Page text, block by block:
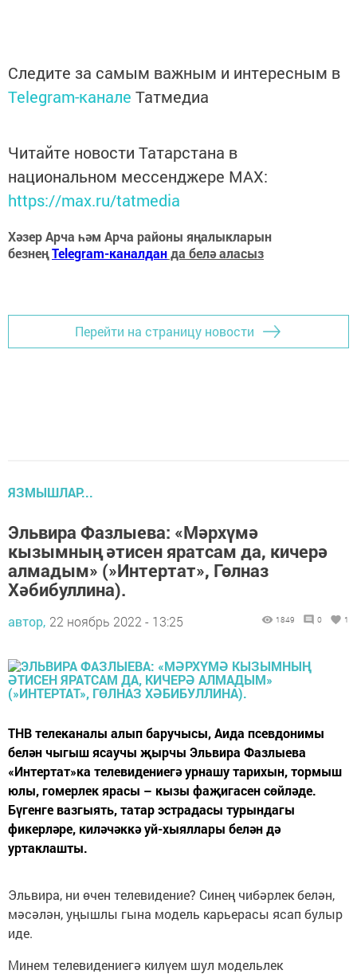
Следите за самым важным и интересным в
Telegram-канале Татмедиа
Читайте новости Татарстана в
национальном мессенджере MАХ:
https://max.ru/tatmedia
Хәзер Арча һәм Арча районы яңалыкларын
безнеңTelegram-каналданда белә аласыз
Перейти на страницу новости
ЯЗМЫШЛАР...
Эльвира Фазлыева: «Мәрхүмә
кызымның әтисен яратсам да, кичерә
алмадым» (»Интертат», Гөлназ
Хәбибуллина).
автор, 22 ноябрь 2022 - 13:25 1849 0 1
ТНВ телеканалы алып баручысы, Аида псевдонимы
белән чыгыш ясаучы җырчы Эльвира Фазлыева
«Интертат»ка телевидениегә урнашу тарихын, тормыш
юлы, гомерлек ярасы – кызы фаҗигасен сөйләде.
Бүгенге вазгыять, татар эстрадасы турындагы
фикерләре, киләчәккә уй-хыяллары белән дә
уртаклашты.
Эльвира, ни өчен телевидение? Синең чибәрлек белән,
мәсәлән, уңышлы гына модель карьерасы ясап булыр
иде.
Минем телевидениегә килүем шул модельлек